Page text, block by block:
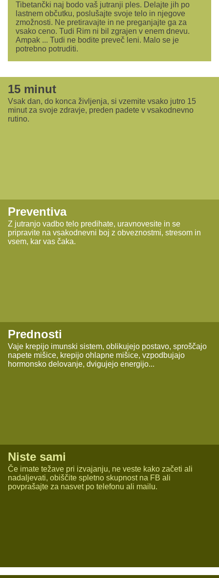
Tibetančki naj bodo vaš jutranji ples. Delajte jih po
lastnem občutku, poslušajte svoje telo in njegove
zmožnosti. Ne pretiravajte in ne preganjajte ga za
vsako ceno. Tudi Rim ni bil zgrajen v enem dnevu.
Ampak ... Tudi ne bodite preveč leni. Malo se je
potrebno potruditi.
15 minut
Vsak dan, do konca življenja, si vzemite vsako jutro 15
minut za svoje zdravje, preden padete v vsakodnevno
rutino.
Preventiva
Z jutranjo vadbo telo predihate, uravnovesite in se
pripravite na vsakodnevni boj z obveznostmi, stresom in
vsem, kar vas čaka.
Prednosti
Vaje krepijo imunski sistem, oblikujejo postavo, sproščajo
napete mišice, krepijo ohlapne mišice, vzpodbujajo
hormonsko delovanje, dvigujejo energijo...
Niste sami
Če imate težave pri izvajanju, ne veste kako začeti ali
nadaljevati, obiščite spletno skupnost na FB ali
povprašajte za nasvet po telefonu ali mailu.